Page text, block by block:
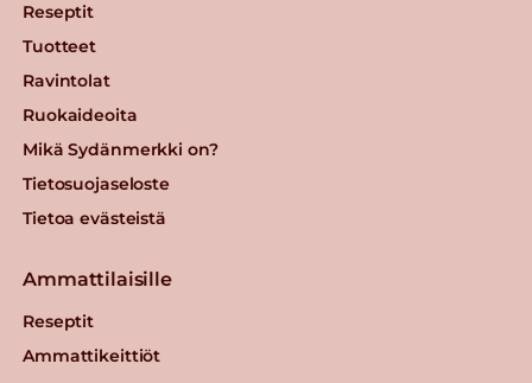
Reseptit
Tuotteet
Ravintolat
Ruokaideoita
Mikä Sydänmerkki on?
Tietosuojaseloste
Tietoa evästeistä
Ammattilaisille
Reseptit
Ammattikeittiöt